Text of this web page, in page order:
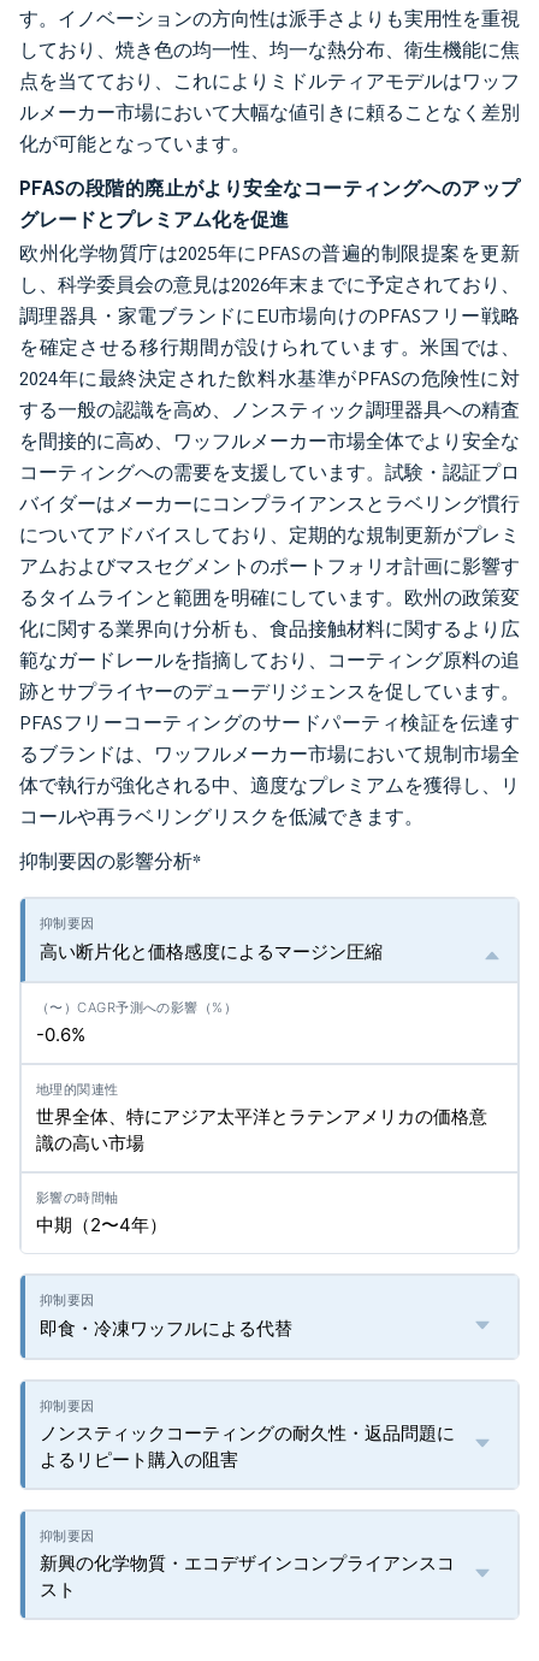
す。イノベーションの方向性は派手さよりも実用性を重視
しており、焼き色の均一性、均一な熱分布、衛生機能に焦
点を当てており、これによりミドルティアモデルはワッフ
ルメーカー市場において大幅な値引きに頼ることなく差別
化が可能となっています。
PFASの段階的廃止がより安全なコーティングへのアップ
グレードとプレミアム化を促進
欧州化学物質庁は2025年にPFASの普遍的制限提案を更新
し、科学委員会の意見は2026年末までに予定されており、
調理器具・家電ブランドにEU市場向けのPFASフリー戦略
を確定させる移行期間が設けられています。米国では、
2024年に最終決定された飲料水基準がPFASの危険性に対
する一般の認識を高め、ノンスティック調理器具への精査
を間接的に高め、ワッフルメーカー市場全体でより安全な
コーティングへの需要を支援しています。試験・認証プロ
バイダーはメーカーにコンプライアンスとラベリング慣行
についてアドバイスしており、定期的な規制更新がプレミ
アムおよびマスセグメントのポートフォリオ計画に影響す
るタイムラインと範囲を明確にしています。欧州の政策変
化に関する業界向け分析も、食品接触材料に関するより広
範なガードレールを指摘しており、コーティング原料の追
跡とサプライヤーのデューデリジェンスを促しています。
PFASフリーコーティングのサードパーティ検証を伝達す
るブランドは、ワッフルメーカー市場において規制市場全
体で執行が強化される中、適度なプレミアムを獲得し、リ
コールや再ラベリングリスクを低減できます。
抑制要因の影響分析*
高い断片化と価格感度によるマージン圧縮
-0.6%
世界全体、特にアジア太平洋とラテンアメリカの価格意
識の高い市場
中期（2〜4年）
即食・冷凍ワッフルによる代替
ノンスティックコーティングの耐久性・返品問題に
よるリピート購入の阻害
新興の化学物質・エコデザインコンプライアンスコ
スト